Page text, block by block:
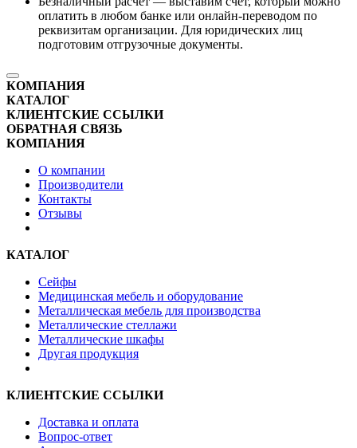
оплатить в любом банке или онлайн-переводом по
реквизитам организации. Для юридических лиц
подготовим отгрузочные документы.
КОМПАНИЯ
КАТАЛОГ
КЛИЕНТСКИЕ ССЫЛКИ
ОБРАТНАЯ СВЯЗЬ
КОМПАНИЯ
О компании
Производители
Контакты
Отзывы
КАТАЛОГ
Сейфы
Медицинская мебель и оборудование
Металлическая мебель для производства
Металлические стеллажи
Металлические шкафы
Другая продукция
КЛИЕНТСКИЕ ССЫЛКИ
Доставка и оплата
Вопрос-ответ